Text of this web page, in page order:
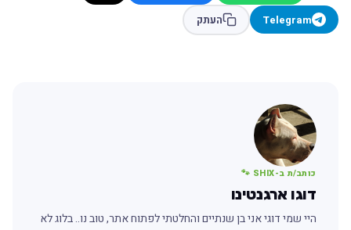
Telegram
העתק
כותב/ת ב-SHIX 🐾
דוגו ארגנטינו
היי שמי דוגי אני בן שנתיים והחלטתי לפתוח אתר, טוב נו.. בלוג לא